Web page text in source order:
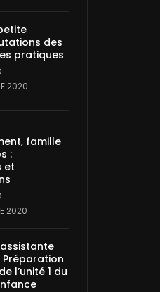
des
pratiques
2020
famille
:
et
2020
l’unité 1 du